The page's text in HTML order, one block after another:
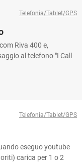
Telefonia/Tablet/GPS
Riva 400 e,
al telefono "I Call
Telefonia/Tablet/GPS
eseguo youtube
carica per 1 o 2